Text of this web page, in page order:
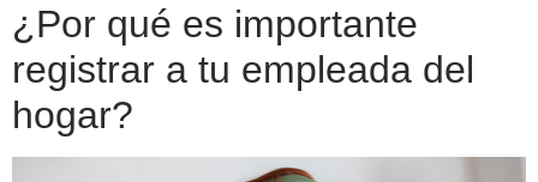
¿Por qué es importante
registrar a tu empleada del
hogar?